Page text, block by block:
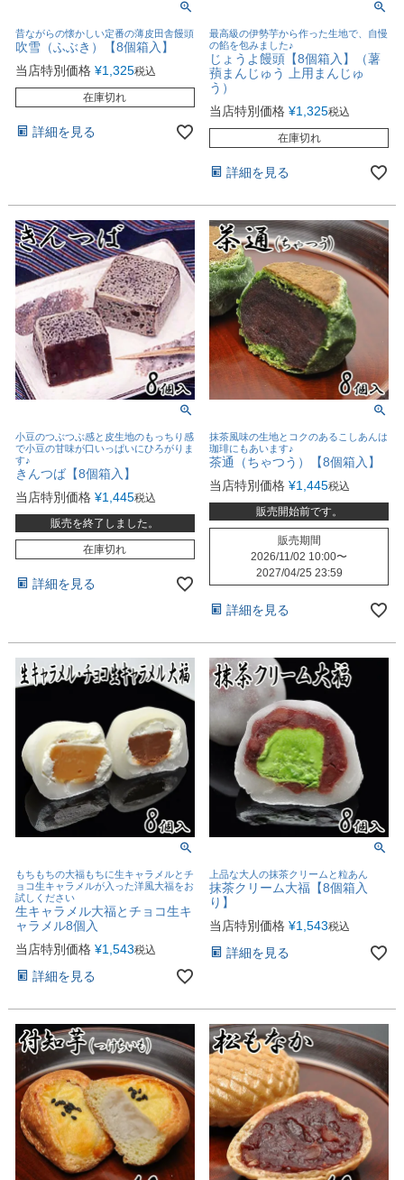
昔ながらの懐かしい定番の薄皮田舎饅頭
吹雪（ふぶき）【8個箱入】
当店特別価格 ¥1,325税込
在庫切れ
詳細を見る
最高級の伊勢芋から作った生地で、自慢
の餡を包みました♪
じょうよ饅頭【8個箱入】（薯
蕷まんじゅう 上用まんじゅ
う）
当店特別価格 ¥1,325税込
在庫切れ
詳細を見る
小豆のつぶつぶ感と皮生地のもっちり感
で小豆の甘味が口いっぱいにひろがりま
す♪
きんつば【8個箱入】
当店特別価格 ¥1,445税込
販売を終了しました。
在庫切れ
詳細を見る
抹茶風味の生地とコクのあるこしあんは
珈琲にもあいます♪
茶通（ちゃつう）【8個箱入】
当店特別価格 ¥1,445税込
販売開始前です。
販売期間
2026/11/02 10:00〜
2027/04/25 23:59
詳細を見る
もちもちの大福もちに生キャラメルとチ
ョコ生キャラメルが入った洋風大福をお
試しください
生キャラメル大福とチョコ生キ
ャラメル8個入
当店特別価格 ¥1,543税込
詳細を見る
上品な大人の抹茶クリームと粒あん
抹茶クリーム大福【8個箱入
り】
当店特別価格 ¥1,543税込
詳細を見る